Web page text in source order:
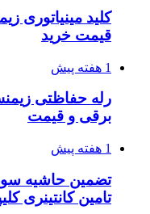
قیمت خرید
1 هفته پیش
رله حفاظتی
برقی و قیمت
1 هفته پیش
تضمین حاشیه سود
تامین کانتینری